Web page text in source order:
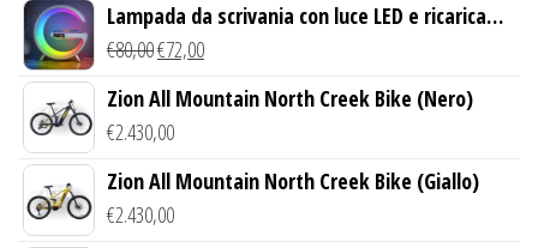
Lampada da scrivania con luce LED e ricarica
wireless
€80,00€72,00
Zion All Mountain North Creek Bike (Nero)
€2.430,00
Zion All Mountain North Creek Bike (Giallo)
€2.430,00